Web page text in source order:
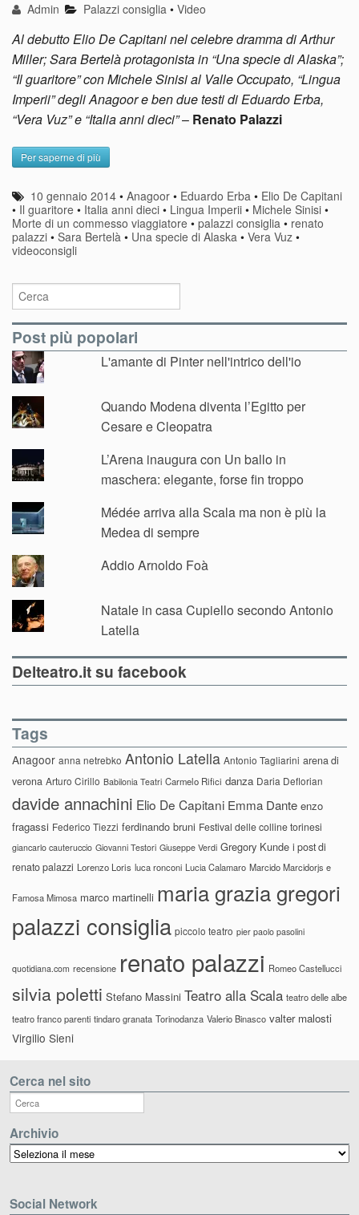
Admin Palazzi consiglia •Video
Al debutto Elio De Capitani nel celebre dramma di Arthur
Miller; Sara Bertelà protagonista in “Una specie di Alaska”;
“Il guaritore” con Michele Sinisi al Valle Occupato, “Lingua
Imperii” degli Anagoor e ben due testi di Eduardo Erba,
“Vera Vuz” e “Italia anni dieci”– Renato Palazzi
Per saperne di più
10 gennaio 2014 •Anagoor • Eduardo Erba • Elio De Capitani
• Il guaritore • Italia anni dieci • Lingua Imperii • Michele Sinisi •
Morte di un commesso viaggiatore • palazzi consiglia • renato
palazzi • Sara Bertelà • Una specie di Alaska • Vera Vuz •
videoconsigli
Post più popolari
L'amante di Pinter nell'intrico dell'io
Quando Modena diventa l’Egitto per
Cesare e Cleopatra
L’Arena inaugura con Un ballo in
maschera: elegante, forse fin troppo
Médée arriva alla Scala ma non è più la
Medea di sempre
Addio Arnoldo Foà
Natale in casa Cupiello secondo Antonio
Latella
Delteatro.it su facebook
Tags
Anagoor anna netrebko Antonio Latella Antonio Tagliarini arena di
verona Arturo Cirillo Babilonia Teatri Carmelo Rifici danza Daria Deflorian
davide annachini Elio De Capitani Emma Dante enzo
fragassi Federico Tiezzi ferdinando bruni Festival delle colline torinesi
giancarlo cauteruccio Giovanni Testori Giuseppe Verdi Gregory Kunde i post di
renato palazzi Lorenzo Loris luca ronconi Lucia Calamaro Marcido Marcidorjs e
Famosa Mimosa marco martinelli maria grazia gregori
palazzi consiglia piccolo teatro pier paolo pasolini
quotidiana.com recensione renato palazzi Romeo Castellucci
silvia poletti Stefano Massini Teatro alla Scala teatro delle albe
teatro franco parenti tindaro granata Torinodanza Valerio Binasco valter malosti
Virgilio Sieni
Cerca nel sito
Archivio
Archivio
Social Network